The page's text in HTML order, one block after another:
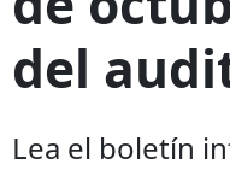
del
Lea el boletín